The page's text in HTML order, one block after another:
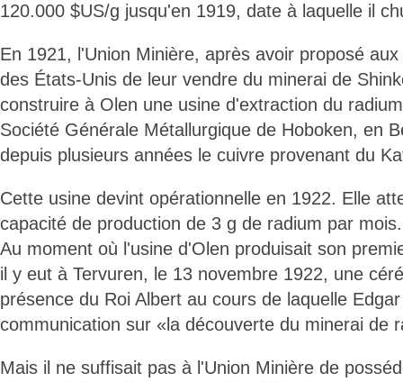
120.000 $US/g jusqu'en 1919, date à laquelle il
En 1921, l'Union Minière, après avoir proposé
des États-Unis de leur vendre du minerai de
construire à Olen une usine d'extraction du
Société Générale Métallurgique de Hoboken, en
depuis plusieurs années le cuivre provenant du
Cette usine devint opérationnelle en 1922. Elle
capacité de production de 3 g de radium par mois.
Au moment où l'usine d'Olen produisait son
il y eut à Tervuren, le 13 novembre 1922, une
présence du Roi Albert au cours de laquelle
communication sur «la découverte du minerai de
Mais il ne suffisait pas à l'Union Minière de